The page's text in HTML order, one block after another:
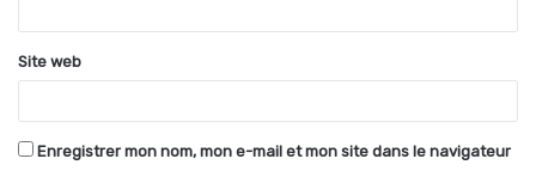
*
Site web
Enregistrer mon nom, mon e-mail et mon site dans le navigateur